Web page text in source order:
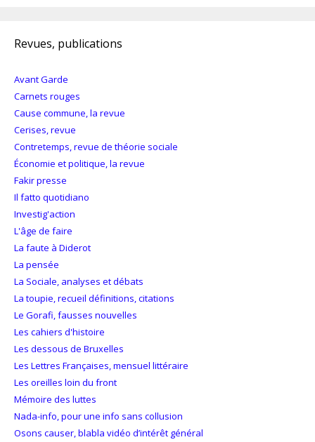
Revues, publications
Avant Garde
Carnets rouges
Cause commune, la revue
Cerises, revue
Contretemps, revue de théorie sociale
Économie et politique, la revue
Fakir presse
Il fatto quotidiano
Investig'action
L'âge de faire
La faute à Diderot
La pensée
La Sociale, analyses et débats
La toupie, recueil définitions, citations
Le Gorafi, fausses nouvelles
Les cahiers d'histoire
Les dessous de Bruxelles
Les Lettres Françaises, mensuel littéraire
Les oreilles loin du front
Mémoire des luttes
Nada-info, pour une info sans collusion
Osons causer, blabla vidéo d’intérêt général